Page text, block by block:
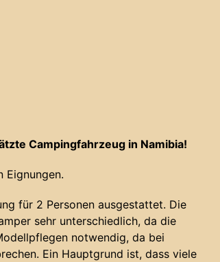
Campingfahrzeug in Namibia!
Eignungen.
für 2 Personen ausgestattet. Die
sehr unterschiedlich, da die
notwendig, da bei
Ein Hauptgrund ist, dass viele